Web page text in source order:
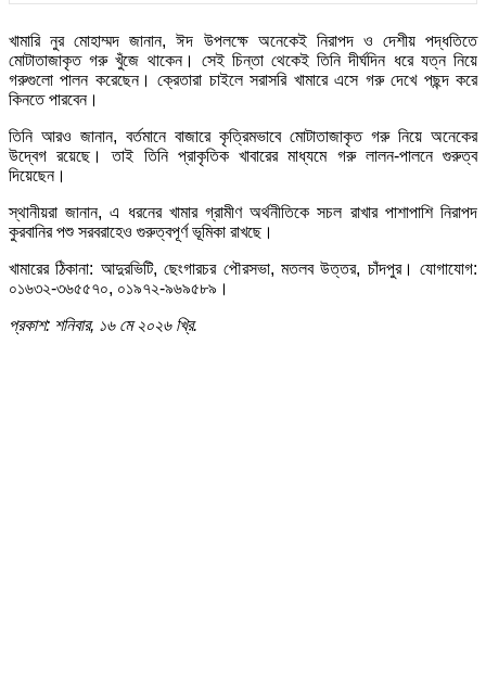
খামারি নুর মোহাম্মদ জানান, ঈদ উপলক্ষে অনেকেই নিরাপদ ও দেশীয় পদ্ধতিতে
মোটাতাজাকৃত গরু খুঁজে থাকেন। সেই চিন্তা থেকেই তিনি দীর্ঘদিন ধরে যত্ন নিয়ে
গরুগুলো পালন করেছেন। ক্রেতারা চাইলে সরাসরি খামারে এসে গরু দেখে পছন্দ করে
কিনতে পারবেন।
তিনি আরও জানান, বর্তমানে বাজারে কৃত্রিমভাবে মোটাতাজাকৃত গরু নিয়ে অনেকের
উদ্বেগ রয়েছে। তাই তিনি প্রাকৃতিক খাবারের মাধ্যমে গরু লালন-পালনে গুরুত্ব
দিয়েছেন।
স্থানীয়রা জানান, এ ধরনের খামার গ্রামীণ অর্থনীতিকে সচল রাখার পাশাপাশি নিরাপদ
কুরবানির পশু সরবরাহেও গুরুত্বপূর্ণ ভূমিকা রাখছে।
খামারের ঠিকানা: আদুরভিটি, ছেংগারচর পৌরসভা, মতলব উত্তর, চাঁদপুর। যোগাযোগ:
০১৬৩২-৩৬৫৫৭০, ০১৯৭২-৯৬৯৫৮৯।
প্রকাশ: শনিবার, ১৬ মে ২০২৬ খ্রি.